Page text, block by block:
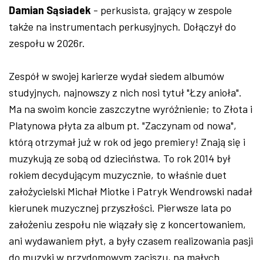
Damian Sąsiadek - perkusista, grający w zespole
także na instrumentach perkusyjnych. Dołączył do
zespołu w 2026r.
Zespół w swojej karierze wydał siedem albumów
studyjnych, najnowszy z nich nosi tytuł "Łzy anioła".
Ma na swoim koncie zaszczytne wyróżnienie; to Złota i
Platynowa płyta za album pt. "Zaczynam od nowa",
którą otrzymał już w rok od jego premiery! Znają się i
muzykują ze sobą od dzieciństwa. To rok 2014 był
rokiem decydującym muzycznie, to właśnie duet
założycielski Michał Miotke i Patryk Wendrowski nadał
kierunek muzycznej przyszłości. Pierwsze lata po
założeniu zespołu nie wiązały się z koncertowaniem,
ani wydawaniem płyt, a były czasem realizowania pasji
do muzyki w przydomowym zaciszu, na małych